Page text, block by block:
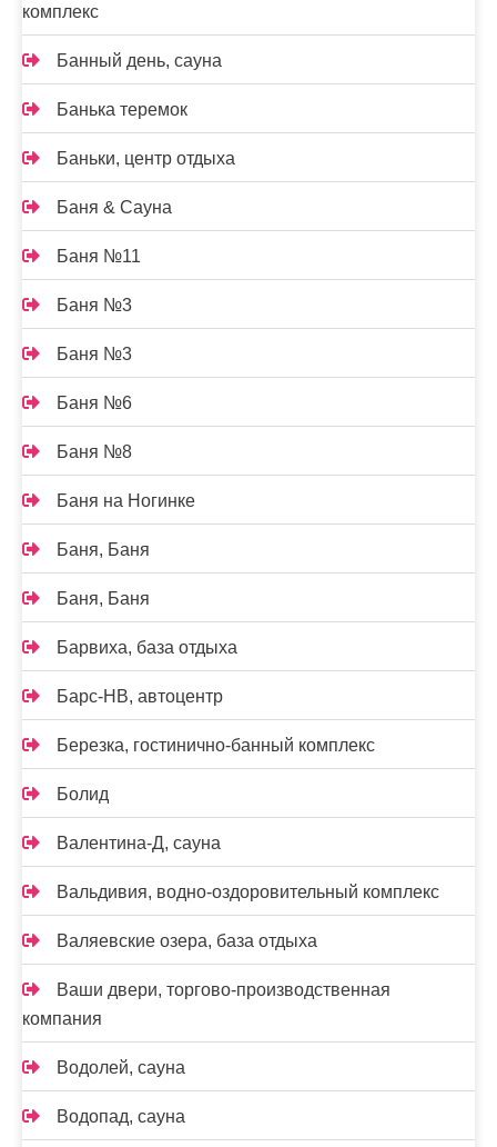
комплекс
Банный день, сауна
Банька теремок
Баньки, центр отдыха
Баня & Сауна
Баня №11
Баня №3
Баня №3
Баня №6
Баня №8
Баня на Ногинке
Баня, Баня
Баня, Баня
Барвиха, база отдыха
Барс-НВ, автоцентр
Березка, гостинично-банный комплекс
Болид
Валентина-Д, сауна
Вальдивия, водно-оздоровительный комплекс
Валяевские озера, база отдыха
Ваши двери, торгово-производственная
компания
Водолей, сауна
Водопад, сауна